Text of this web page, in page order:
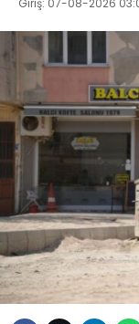
Giriş: 07-08-2026